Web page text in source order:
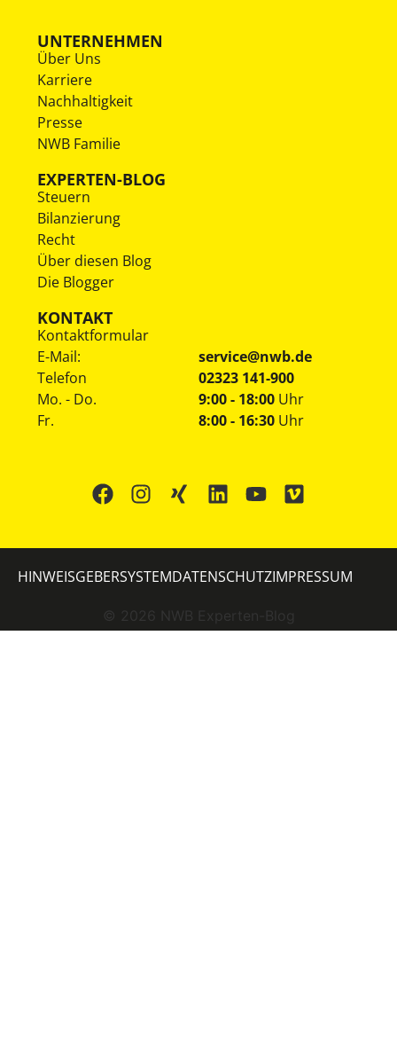
UNTERNEHMEN
Über Uns
Karriere
Nachhaltigkeit
Presse
NWB Familie
EXPERTEN-BLOG
Steuern
Bilanzierung
Recht
Über diesen Blog
Die Blogger
KONTAKT
Kontaktformular
E-Mail:
service@nwb.de
Telefon
02323 141-900
Mo. - Do.
Fr.
9:00 - 18:00 Uhr
8:00 - 16:30 Uhr
© 2026 NWB Experten-Blog
HINWEISGEBERSYSTEMDATENSCHUTZIMPRESSUM